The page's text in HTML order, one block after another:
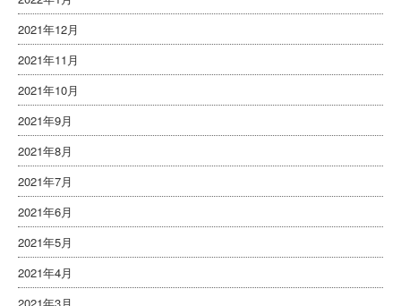
2021年12月
2021年11月
2021年10月
2021年9月
2021年8月
2021年7月
2021年6月
2021年5月
2021年4月